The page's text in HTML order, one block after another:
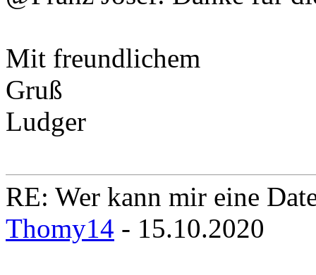
Mit freundlichem
Gruß
Ludger
RE: Wer kann mir eine
Thomy14 - 15.10.2020